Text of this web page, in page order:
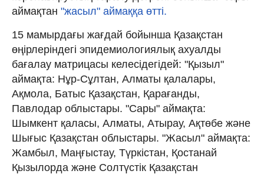
аймақтан "жасыл" аймаққа өтті.
15 мамырдағы жағдай бойынша Қазақстан
өңірлеріндегі эпидемиологиялық ахуалды
бағалау матрицасы келесідегідей: "Қызыл"
аймақта: Нұр-Сұлтан, Алматы қалалары,
Ақмола, Батыс Қазақстан, Қарағанды,
Павлодар облыстары. "Сары" аймақта:
Шымкент қаласы, Алматы, Атырау, Ақтөбе және
Шығыс Қазақстан облыстары. "Жасыл" аймақта:
Жамбыл, Маңғыстау, Түркістан, Қостанай
Қызылорда және Солтүстік Қазақстан